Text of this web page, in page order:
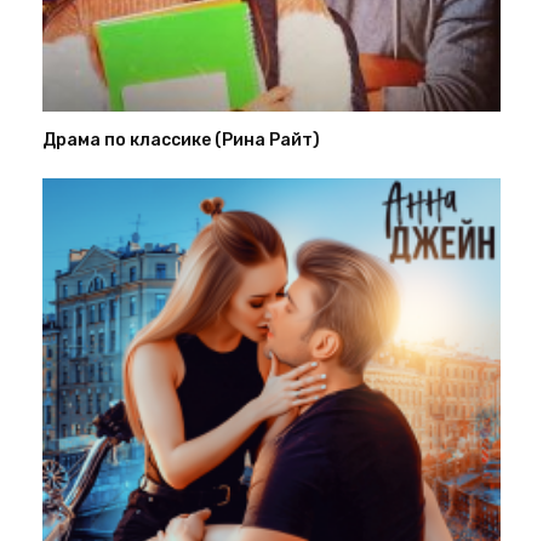
Драма по классике (Рина Райт)